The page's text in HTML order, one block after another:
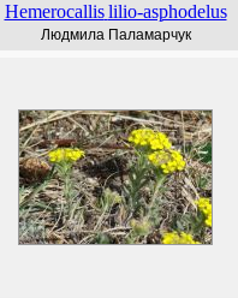
Hemerocallis lilio-asphodelus
Людмила Паламарчук